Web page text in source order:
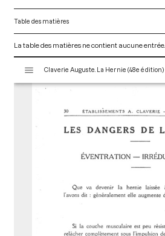
Table des matières
La table des matières ne contient aucune entrée.
s